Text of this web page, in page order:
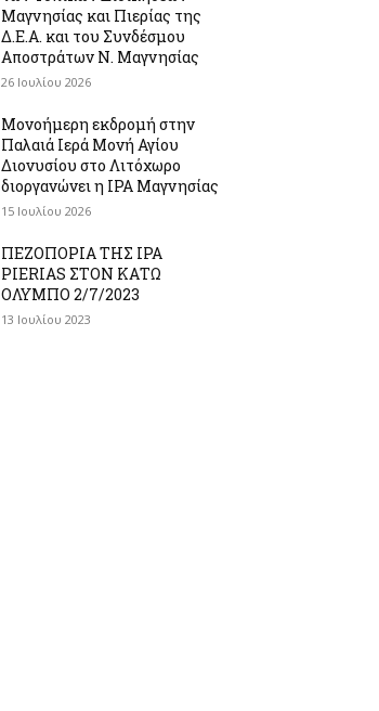
Μαγνησίας και Πιερίας της
Δ.Ε.Α. και του Συνδέσμου
Αποστράτων Ν. Μαγνησίας
26 Ιουλίου 2026
Μονοήμερη εκδρομή στην
Παλαιά Ιερά Μονή Αγίου
Διονυσίου στο Λιτόχωρο
διοργανώνει η IPA Μαγνησίας
15 Ιουλίου 2026
ΠΕΖΟΠΟΡΙΑ ΤΗΣ IPA
PIERIAS ΣΤΟΝ ΚΑΤΩ
ΟΛΥΜΠΟ 2/7/2023
13 Ιουλίου 2023